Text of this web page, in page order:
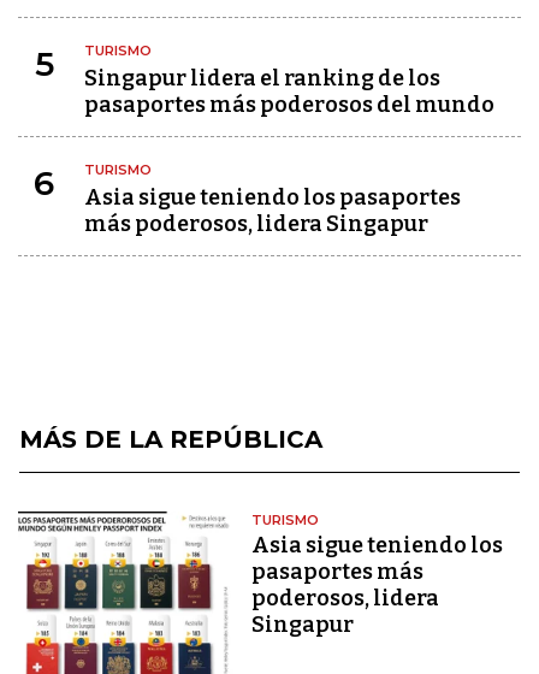
5 TURISMO
Singapur lidera el ranking de los
pasaportes más poderosos del mundo
6 TURISMO
Asia sigue teniendo los pasaportes
más poderosos, lidera Singapur
MÁS DE LA REPÚBLICA
TURISMO
Asia sigue teniendo los
pasaportes más
poderosos, lidera
Singapur